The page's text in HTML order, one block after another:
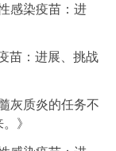
感染疫苗：进
苗：进展、挑战
灰质炎的任务不
》